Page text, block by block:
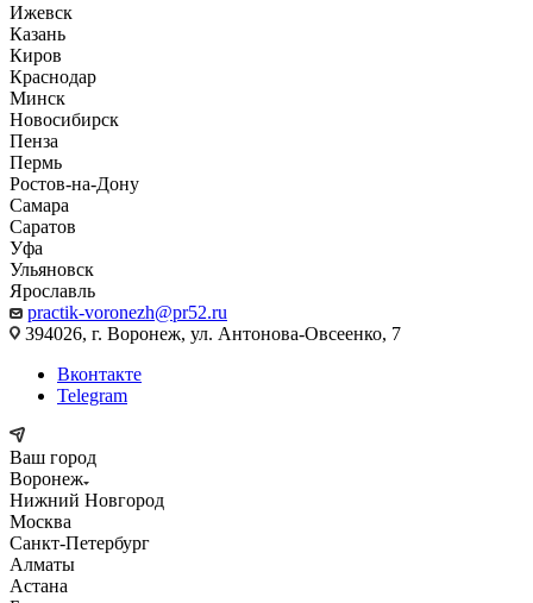
Ижевск
Казань
Киров
Краснодар
Минск
Новосибирск
Пенза
Пермь
Ростов-на-Дону
Самара
Саратов
Уфа
Ульяновск
Ярославль
practik-voronezh@pr52.ru
394026, г. Воронеж, ул. Антонова-Овсеенко, 7
Вконтакте
Telegram
Ваш город
Воронеж
Нижний Новгород
Москва
Санкт-Петербург
Алматы
Астана